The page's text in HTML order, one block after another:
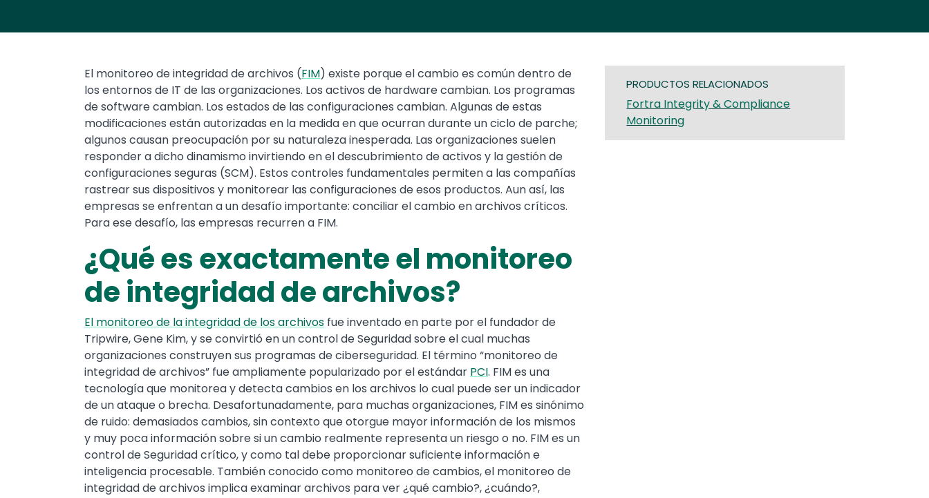
El monitoreo de integridad de archivos (FIM) existe porque el cambio es común dentro de
los entornos de IT de las organizaciones. Los activos de hardware cambian. Los programas
de software cambian. Los estados de las configuraciones cambian. Algunas de estas
modificaciones están autorizadas en la medida en que ocurran durante un ciclo de parche;
algunos causan preocupación por su naturaleza inesperada. Las organizaciones suelen
responder a dicho dinamismo invirtiendo en el descubrimiento de activos y la gestión de
configuraciones seguras (SCM). Estos controles fundamentales permiten a las compañías
rastrear sus dispositivos y monitorear las configuraciones de esos productos. Aun así, las
empresas se enfrentan a un desafío importante: conciliar el cambio en archivos críticos.
Para ese desafío, las empresas recurren a FIM.
¿Qué es exactamente el monitoreo
de integridad de archivos?
El monitoreo de la integridad de los archivos fue inventado en parte por el fundador de
Tripwire, Gene Kim, y se convirtió en un control de Seguridad sobre el cual muchas
organizaciones construyen sus programas de ciberseguridad. El término “monitoreo de
integridad de archivos” fue ampliamente popularizado por el estándar PCI. FIM es una
tecnología que monitorea y detecta cambios en los archivos lo cual puede ser un indicador
de un ataque o brecha. Desafortunadamente, para muchas organizaciones, FIM es sinónimo
de ruido: demasiados cambios, sin contexto que otorgue mayor información de los mismos
y muy poca información sobre si un cambio realmente representa un riesgo o no. FIM es un
control de Seguridad crítico, y como tal debe proporcionar suficiente información e
inteligencia procesable. También conocido como monitoreo de cambios, el monitoreo de
integridad de archivos implica examinar archivos para ver ¿qué cambio?, ¿cuándo?,
PRODUCTOS RELACIONADOS
Fortra Integrity & Compliance
Monitoring